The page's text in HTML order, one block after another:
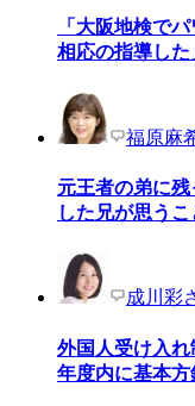
「大阪地検で
相応の指導した
福原麻
元王者の弟に
した兄が思うこ
成川彩
外国人受け入
年度内に基本方